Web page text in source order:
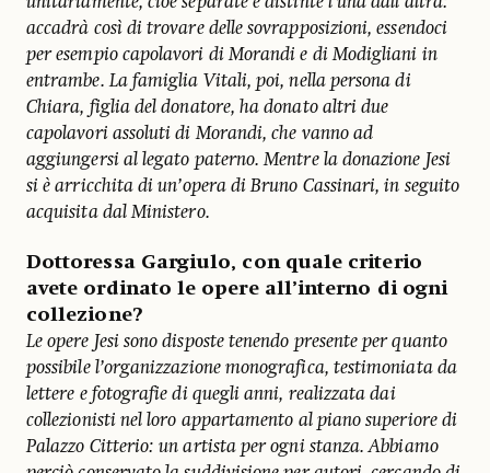
accadrà così di trovare delle sovrapposizioni, essendoci
per esempio capolavori di Morandi e di Modigliani in
entrambe. La famiglia Vitali, poi, nella persona di
Chiara, figlia del donatore, ha donato altri due
capolavori assoluti di Morandi, che vanno ad
aggiungersi al legato paterno. Mentre la donazione Jesi
si è arricchita di un’opera di Bruno Cassinari, in seguito
acquisita dal Ministero.
Dottoressa Gargiulo, con quale criterio
avete ordinato le opere all’interno di ogni
collezione?
Le opere Jesi sono disposte tenendo presente per quanto
possibile l’organizzazione monografica, testimoniata da
lettere e fotografie di quegli anni, realizzata dai
collezionisti nel loro appartamento al piano superiore di
Palazzo Citterio: un artista per ogni stanza. Abbiamo